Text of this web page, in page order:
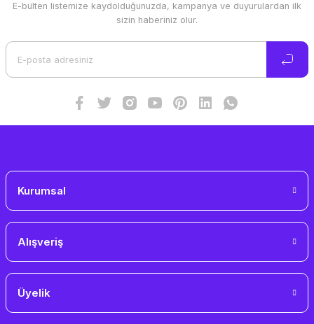
Ürün resmi kalitesiz, bozuk veya görüntülenemiyor.
E-bülten listemize kaydolduğunuzda, kampanya ve duyurulardan ilk
sizin haberiniz olur.
Kurumsal
Alışveriş
Üyelik